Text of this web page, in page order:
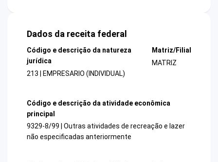
Dados da receita federal
Código e descrição da natureza
jurídica
213 | EMPRESARIO (INDIVIDUAL)
Matriz/Filial
MATRIZ
Código e descrição da atividade econômica
principal
9329-8/99 | Outras atividades de recreação e lazer
não especificadas anteriormente